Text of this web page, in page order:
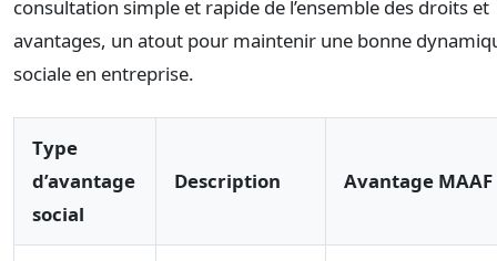
consultation simple et rapide de l’ensemble des droits et
avantages, un atout pour maintenir une bonne
sociale en entreprise.
Type
d’avantage
social
Description Avantage MAAF